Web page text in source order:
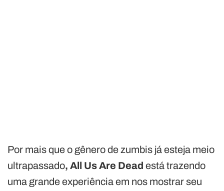
Por mais que o gênero de zumbis já esteja meio
ultrapassado, All Us Are Dead está trazendo
uma grande experiência em nos mostrar seu